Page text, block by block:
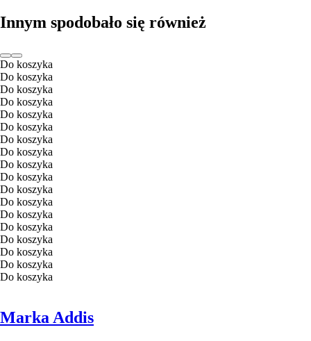
Innym spodobało się również
Do koszyka
Do koszyka
Do koszyka
Do koszyka
Do koszyka
Do koszyka
Do koszyka
Do koszyka
Do koszyka
Do koszyka
Do koszyka
Do koszyka
Do koszyka
Do koszyka
Do koszyka
Do koszyka
Do koszyka
Do koszyka
Marka Addis